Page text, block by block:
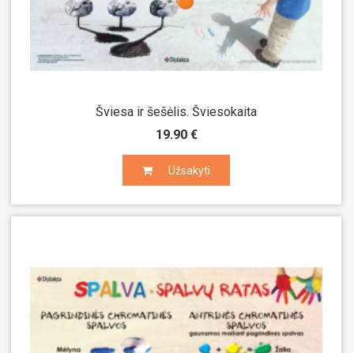
Šviesa ir šešėlis. Šviesokaita
19.90 €
Užsakyti
Užsakyti